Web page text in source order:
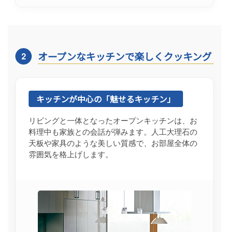
2 オープンなキッチンで楽しくクッキング
キッチンが中心の「魅せるキッチン」
リビングと一体となったオープンキッチンは、お
料理中も家族との会話が弾みます。人工大理石の
天板や家具のような美しい質感で、お部屋全体の
雰囲気を格上げします。